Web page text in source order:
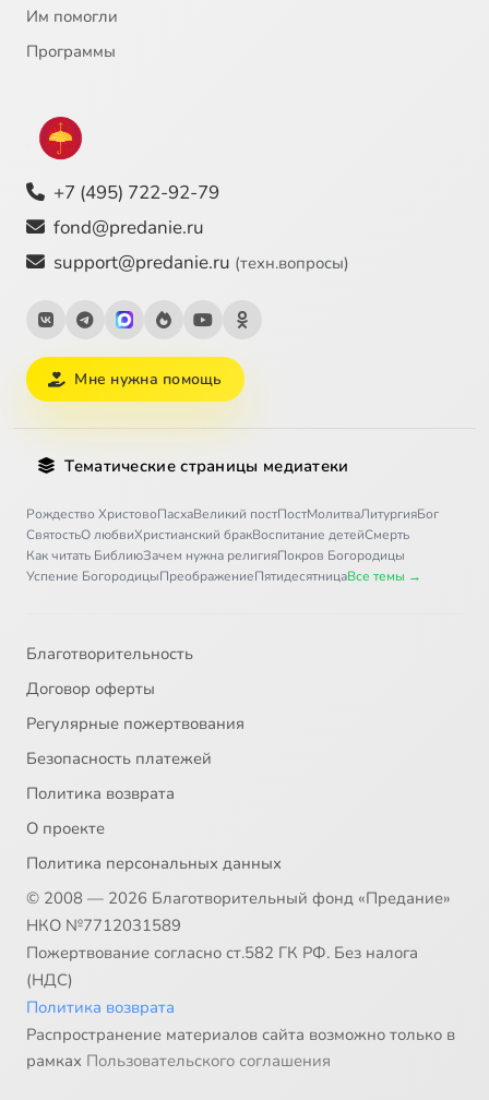
Им помогли
Программы
+7 (495) 722-92-79
fond@predanie.ru
support@predanie.ru (техн.вопросы)
Мне нужна помощь
Тематические страницы медиатеки
Рождество ХристовоПасхаВеликий постПостМолитваЛитургияБог
СвятостьО любвиХристианский бракВоспитание детейСмерть
Как читать БиблиюЗачем нужна религияПокров Богородицы
Успение БогородицыПреображениеПятидесятницаВсе темы →
Благотворительность
Договор оферты
Регулярные пожертвования
Безопасность платежей
Политика возврата
О проекте
Политика персональных данных
© 2008 — 2026 Благотворительный фонд «Предание»
НКО №7712031589
Пожертвование согласно ст.582 ГК РФ. Без налога
(НДС)
Политика возврата
Распространение материалов сайта возможно только в
рамках Пользовательского соглашения